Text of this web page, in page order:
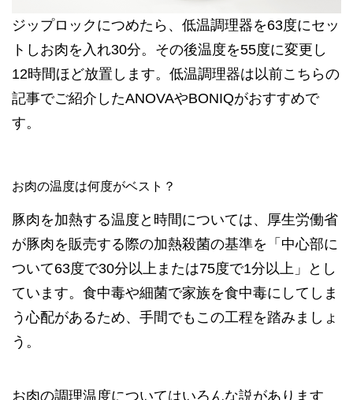
ジップロックにつめたら、低温調理器を63度にセッ
トしお肉を入れ30分。その後温度を55度に変更し
12時間ほど放置します。低温調理器は以前こちらの
記事でご紹介したANOVAやBONIQがおすすめで
す。
お肉の温度は何度がベスト？
豚肉を加熱する温度と時間については、厚生労働省
が豚肉を販売する際の加熱殺菌の基準を「中心部に
ついて63度で30分以上または75度で1分以上」とし
ています。食中毒や細菌で家族を食中毒にしてしま
う心配があるため、手間でもこの工程を踏みましょ
う。
お肉の調理温度についてはいろんな説があります